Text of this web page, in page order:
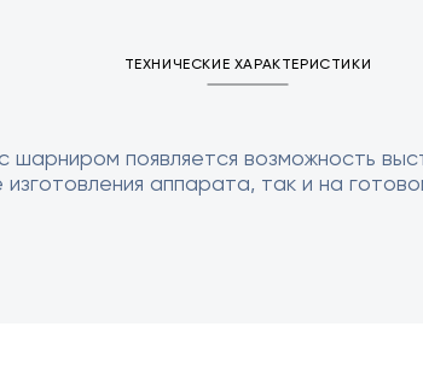
ТЕХНИЧЕСКИЕ ХАРАКТЕРИСТИКИ
появляется возможность
аппарата, так и на